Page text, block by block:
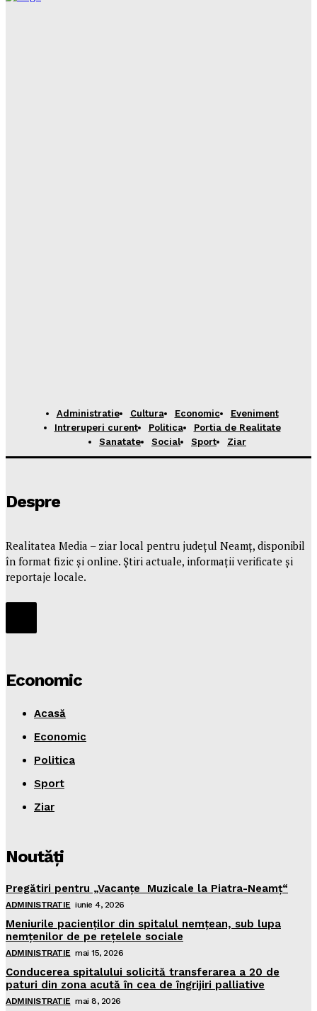
Administratie Cultura Economic
Eveniment
Intreruperi curent
Politica
Portia de Realitate
Sanatate
Social Sport Ziar
Despre
Realitatea Media – ziar local pentru județul Neamț, disponibil
în format fizic și online. Știri actuale, informații verificate și
reportaje locale.
Economic
Acasă
Economic
Politica
Sport
Ziar
Noutăţi
Pregătiri pentru „Vacanţe Muzicale la Piatra-Neamţ“
ADMINISTRATIE iunie 4, 2026
Meniurile pacienţilor din spitalul nemţean, sub lupa
nemţenilor de pe reţelele sociale
ADMINISTRATIE mai 15, 2026
Conducerea spitalului solicită transferarea a 20 de
paturi din zona acută în cea de îngrijiri palliative
ADMINISTRATIE mai 8, 2026